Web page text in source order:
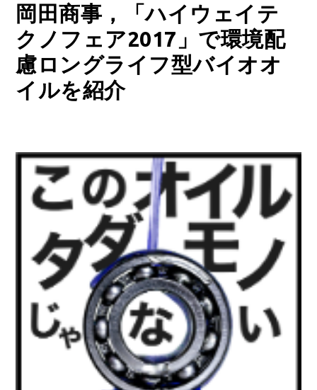
岡田商事，「ハイウェイテ
クノフェア2017」で環境配
慮ロングライフ型バイオオ
イルを紹介